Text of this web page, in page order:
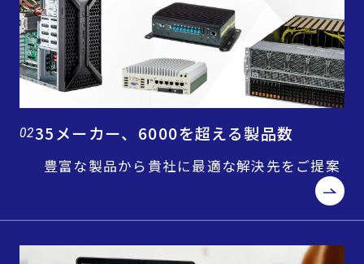
0235メーカー、6000を超える製品数
豊富な製品から貴社に最適な解決先をご提案